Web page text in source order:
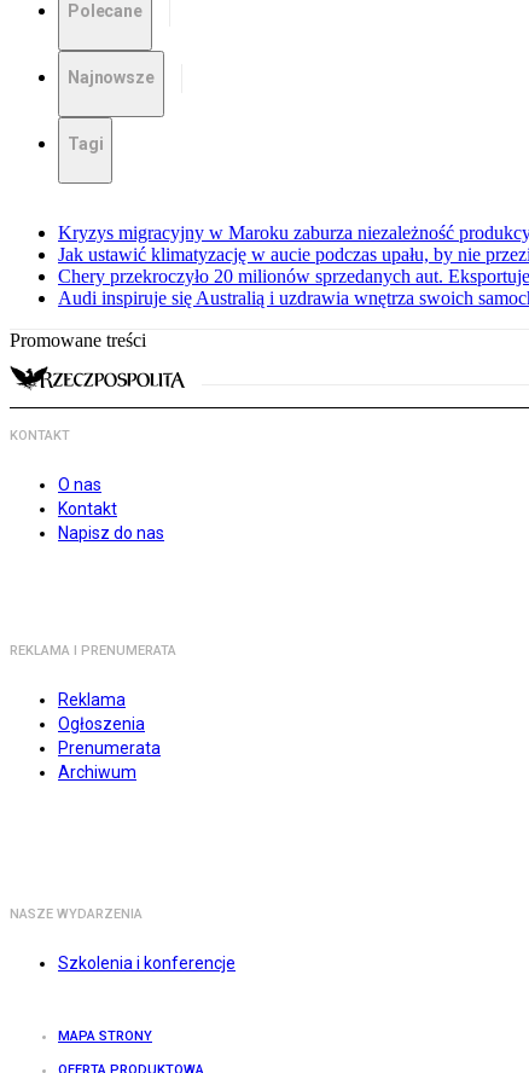
Polecane
Najnowsze
Tagi
Kryzys migracyjny w Maroku zaburza niezależność
Jak ustawić klimatyzację w aucie podczas upału, by nie
Chery przekroczyło 20 milionów sprzedanych aut.
Audi inspiruje się Australią i uzdrawia wnętrza swoich
Promowane treści
KONTAKT
O nas
Kontakt
Napisz do nas
REKLAMA I PRENUMERATA
Reklama
Ogłoszenia
Prenumerata
Archiwum
NASZE WYDARZENIA
Szkolenia i konferencje
MAPA STRONY